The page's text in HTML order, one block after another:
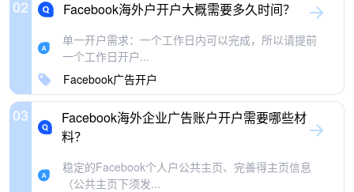
02 Facebook海外户开户大概需要多久时间？
单一开户需求：一个工作日内可以完成，所以请提前
一个工作日开户...
Facebook广告开户
03
Facebook海外企业广告账户开户需要哪些材
料？
稳定的Facebook个人户公共主页、完善得主页信息
（公共主页下须发...